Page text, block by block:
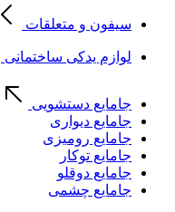
سیفون و متعلقات
لوازم یدکی ساختمانی
جامایع دستشویی
جامایع دیواری
جامایع رومیزی
جامایع توکار
جامایع دوقلو
جامایع چشمی